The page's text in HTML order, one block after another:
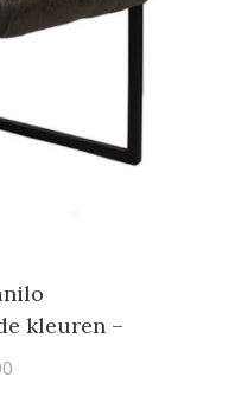
kleuren –